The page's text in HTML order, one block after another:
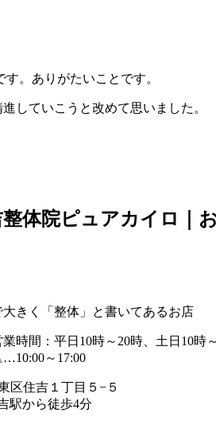
。ありがたいことです。
していこうと改めて思いました。
体院ピュアカイロ｜
～17:00
区住吉１丁目５−５
駅から徒歩4分